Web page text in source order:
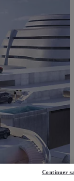
Continuer